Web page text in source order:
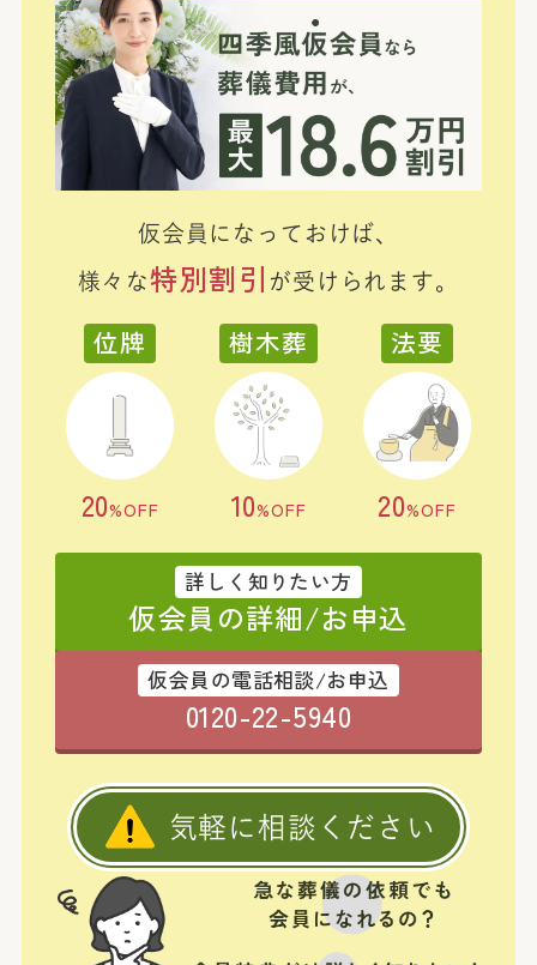
仮会員になっておけば、
様々な特別割引 が受けられます。
位牌
20%OFF
樹木葬
10%OFF
法要
20%OFF
詳しく知りたい方
仮会員の詳細/お申込
仮会員の電話相談/お申込
0120-22-5940
気軽に相談ください